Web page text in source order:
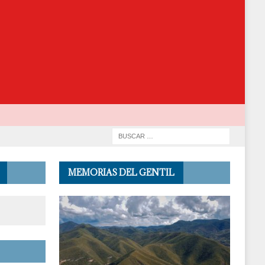
MEMORIAS DEL GENTIL